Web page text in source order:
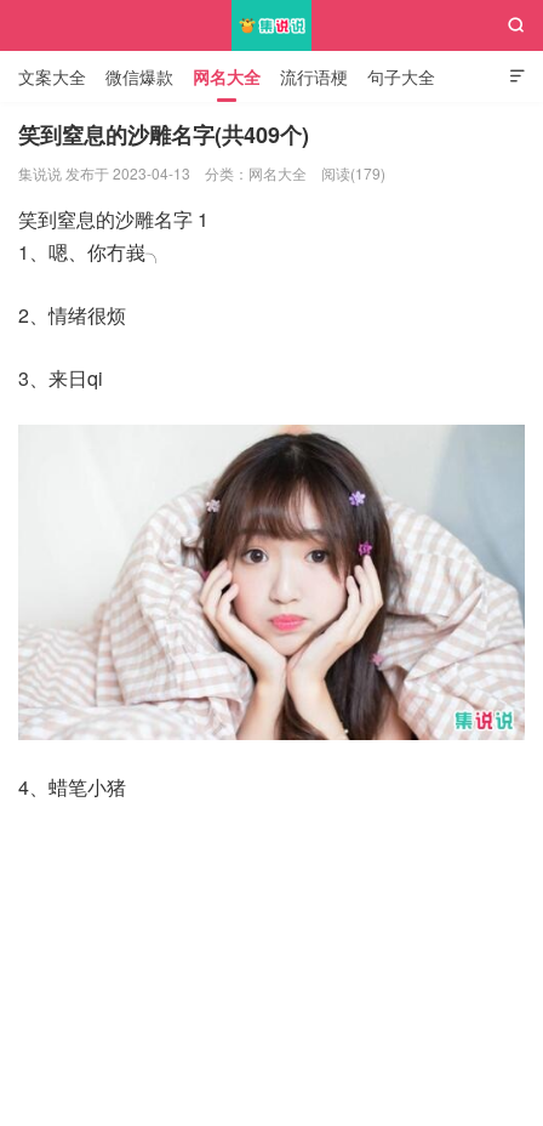

文案大全 微信爆款 网名大全 流行语梗 句子大全
知识大全

笑到窒息的沙雕名字(共409个)
集说说 发布于 2023-04-13 分类： 网名大全 阅读(179)
笑到窒息的沙雕名字 1
1、嗯、你冇峩╮
2、情绪很烦
3、来日qi
4、蜡笔小猪